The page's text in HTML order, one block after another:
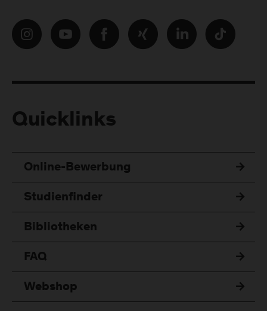
Quicklinks
Online-Bewerbung
Studienfinder
Bibliotheken
FAQ
Webshop